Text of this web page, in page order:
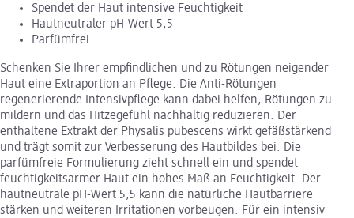
Spendet der Haut intensive Feuchtigkeit
Hautneutraler pH-Wert 5,5
Parfümfrei
Schenken Sie Ihrer empfindlichen und zu Rötungen neigender
Haut eine Extraportion an Pflege. Die Anti-Rötungen
regenerierende Intensivpflege kann dabei helfen, Rötungen zu
mildern und das Hitzegefühl nachhaltig reduzieren. Der
enthaltene Extrakt der Physalis pubescens wirkt gefäßstärkend
und trägt somit zur Verbesserung des Hautbildes bei. Die
parfümfreie Formulierung zieht schnell ein und spendet
feuchtigkeitsarmer Haut ein hohes Maß an Feuchtigkeit. Der
hautneutrale pH-Wert 5,5 kann die natürliche Hautbarriere
stärken und weiteren Irritationen vorbeugen. Für ein intensiv